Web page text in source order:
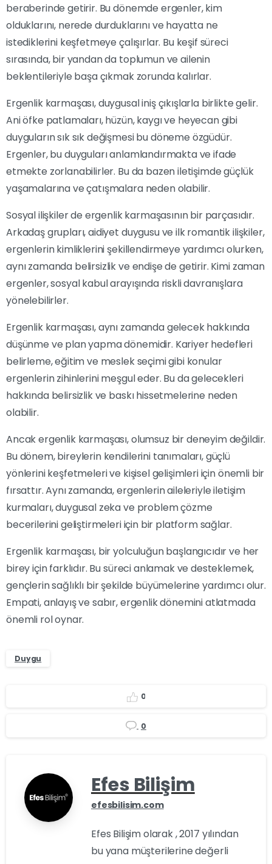
beraberinde getirir. Bu dönemde ergenler, kim
olduklarını, nerede durduklarını ve hayatta ne
istediklerini keşfetmeye çalışırlar. Bu keşif süreci
sırasında, bir yandan da toplumun ve ailenin
beklentileriyle başa çıkmak zorunda kalırlar.
Ergenlik karmaşası, duygusal iniş çıkışlarla birlikte gelir.
Ani öfke patlamaları, hüzün, kaygı ve heyecan gibi
duyguların sık sık değişmesi bu döneme özgüdür.
Ergenler, bu duyguları anlamlandırmakta ve ifade
etmekte zorlanabilirler. Bu da bazen iletişimde güçlük
yaşamalarına ve çatışmalara neden olabilir.
Sosyal ilişkiler de ergenlik karmaşasının bir parçasıdır.
Arkadaş grupları, aidiyet duygusu ve ilk romantik ilişkiler,
ergenlerin kimliklerini şekillendirmeye yardımcı olurken,
aynı zamanda belirsizlik ve endişe de getirir. Kimi zaman
ergenler, sosyal kabul arayışında riskli davranışlara
yönelebilirler.
Ergenlik karmaşası, aynı zamanda gelecek hakkında
düşünme ve plan yapma dönemidir. Kariyer hedefleri
belirleme, eğitim ve meslek seçimi gibi konular
ergenlerin zihinlerini meşgul eder. Bu da gelecekleri
hakkında belirsizlik ve baskı hissetmelerine neden
olabilir.
Ancak ergenlik karmaşası, olumsuz bir deneyim değildir.
Bu dönem, bireylerin kendilerini tanımaları, güçlü
yönlerini keşfetmeleri ve kişisel gelişimleri için önemli bir
fırsattır. Aynı zamanda, ergenlerin aileleriyle iletişim
kurmaları, duygusal zeka ve problem çözme
becerilerini geliştirmeleri için bir platform sağlar.
Ergenlik karmaşası, bir yolculuğun başlangıcıdır ve her
birey için farklıdır. Bu süreci anlamak ve desteklemek,
gençlerin sağlıklı bir şekilde büyümelerine yardımcı olur.
Empati, anlayış ve sabır, ergenlik dönemini atlatmada
önemli rol oynar.
Duygu
0
0
Efes Bilişim
efesbilisim.com
Efes Bilişim olarak , 2017 yılından
bu yana müşterilerine değerli